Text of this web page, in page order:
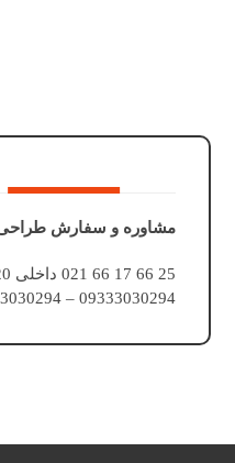
مشاوره و سفارش
25 66 17 66 021 داخلی 20 و 40
09333030294 – 09303030294